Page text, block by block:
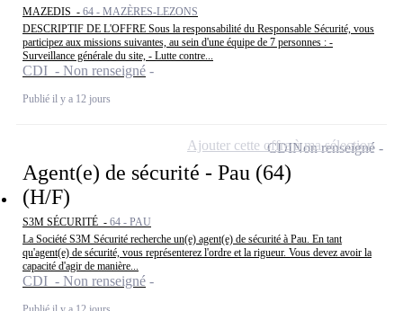
MAZEDIS - 64 - MAZÈRES-LEZONS
DESCRIPTIF DE L'OFFRE Sous la responsabilité du Responsable Sécurité, vous
participez aux missions suivantes, au sein d'une équipe de 7 personnes : -
Surveillance générale du site, - Lutte contre...
CDI - Non renseigné
Publié il y a 12 jours
Agent(e) de sécurité - Pau (64)
(H/F)
S3M SÉCURITÉ - 64 - PAU
La Société S3M Sécurité recherche un(e) agent(e) de sécurité à Pau. En tant
qu'agent(e) de sécurité, vous représenterez l'ordre et la rigueur. Vous devez avoir la
capacité d'agir de manière...
CDI - Non renseigné
CDINon renseigné
Ajouter cette offre à ma sélection